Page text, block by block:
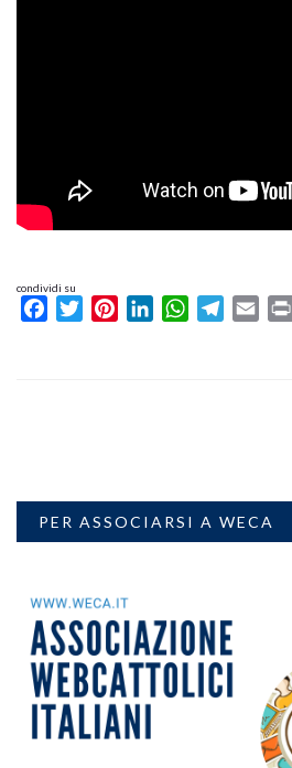
condividi su
FacebookTwitterPinterestLinkedInWhatsAppTelegram
Email
PER ASSOCIARSI A WECA